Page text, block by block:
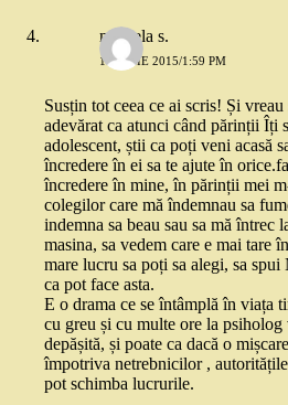
mihaela s.
16 IULIE 2015/1:59 PM
Susțin tot ceea ce ai scris! Și vreau
adevărat ca atunci când părinții Îți
adolescent, știi ca poți veni acasă
încredere în ei sa te ajute în
încredere în mine, în părinții mei
colegilor care mă îndemnau sa
indemna sa beau sau sa mă întrec
masina, sa vedem care e mai tare
mare lucru sa poți sa alegi, sa
ca pot face asta.
E o drama ce se întâmplă în viața
cu greu și cu multe ore la psiholog
depășită, și poate ca dacă o
împotriva netrebnicilor ,
pot schimba lucrurile.